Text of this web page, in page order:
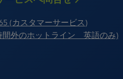
(カスタマーサービス)
間外のホットライン 英語のみ)